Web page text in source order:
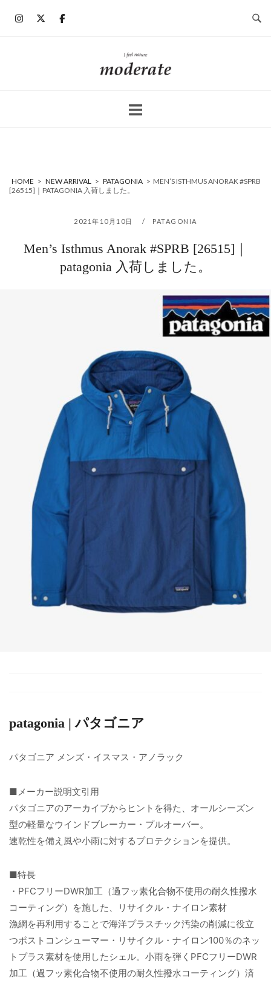
ホ
ー
HOME > NEW ARRIVAL > PATAGONIA > MEN’S ISTHMUS ANORAK #SPRB
[26515]｜PATAGONIA 入荷しました。
2021年10月10日 PATAGONIA
Men’s Isthmus Anorak #SPRB [26515]｜
patagonia 入荷しました。
patagonia | パタゴニア
パタゴニア メンズ・イスマス・アノラック
■メーカー説明文引用
パタゴニアのアーカイブからヒントを得た、オールシーズン
型の軽量なウインドブレーカー・プルオーバー。
速乾性を備え風や小雨に対するプロテクションを提供。
■特長
・PFCフリーDWR加工（過フッ素化合物不使用の耐久性撥水
コーティング）を施した、リサイクル・ナイロン素材
漁網を再利用することで海洋プラスチック汚染の削減に役立
つポストコンシューマー・リサイクル・ナイロン100％のネッ
トプラス素材を使用したシェル。小雨を弾くPFCフリーDWR
加工（過フッ素化合物不使用の耐久性撥水コーティング）済